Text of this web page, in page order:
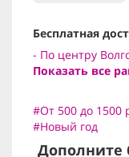
Бесплатная
- По центру
Показать все
#От 500 до 1500
#Новый год
Дополните